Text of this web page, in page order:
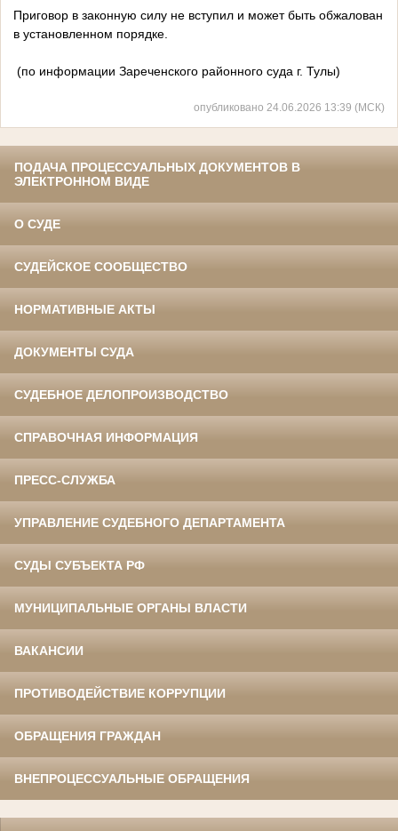
Приговор в законную силу не вступил и может быть обжалован
в установленном порядке.
(по информации Зареченского районного суда г. Тулы)
опубликовано 24.06.2026 13:39 (МСК)
ПОДАЧА ПРОЦЕССУАЛЬНЫХ ДОКУМЕНТОВ В
ЭЛЕКТРОННОМ ВИДЕ
О СУДЕ
СУДЕЙСКОЕ СООБЩЕСТВО
НОРМАТИВНЫЕ АКТЫ
ДОКУМЕНТЫ СУДА
СУДЕБНОЕ ДЕЛОПРОИЗВОДСТВО
СПРАВОЧНАЯ ИНФОРМАЦИЯ
ПРЕСС-СЛУЖБА
УПРАВЛЕНИЕ СУДЕБНОГО ДЕПАРТАМЕНТА
СУДЫ СУБЪЕКТА РФ
МУНИЦИПАЛЬНЫЕ ОРГАНЫ ВЛАСТИ
ВАКАНСИИ
ПРОТИВОДЕЙСТВИЕ КОРРУПЦИИ
ОБРАЩЕНИЯ ГРАЖДАН
ВНЕПРОЦЕССУАЛЬНЫЕ ОБРАЩЕНИЯ